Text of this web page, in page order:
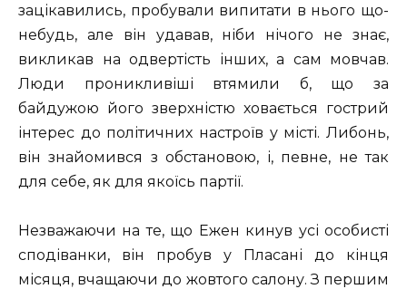
зацікавились, пробували випитати в нього що-
небудь, але він удавав, ніби нічого не знає,
викликав на одвертість інших, а сам мовчав.
Люди проникливіші втямили б, що за
байдужою його зверхністю ховається гострий
інтерес до політичних настроїв у місті. Либонь,
він знайомився з обстановою, і, певне, не так
для себе, як для якоїсь партії.
Незважаючи на те, що Ежен кинув усі особисті
сподіванки, він пробув у Пласані до кінця
місяця, вчащаючи до жовтого салону. З першим